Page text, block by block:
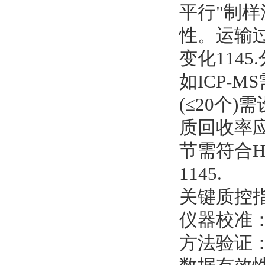
平行"制样
性。运输
变化
如ICP-
(≤20个)需
质回收率
节需符合
1145.
关键质控
仪器校准
方法验证